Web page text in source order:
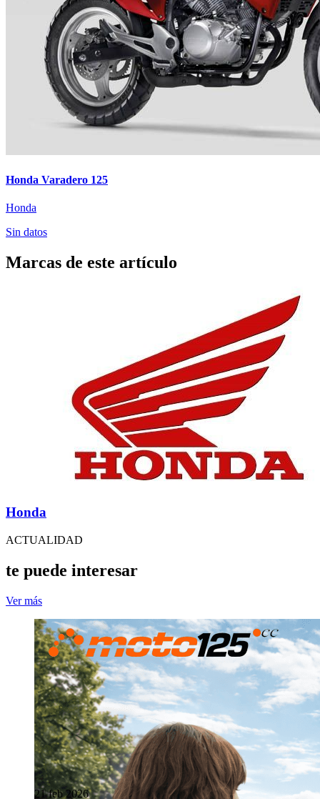
Honda Varadero 125
Honda
Sin datos
Marcas de este artículo
Honda
ACTUALIDAD
te puede interesar
Ver más
21 feb 2026